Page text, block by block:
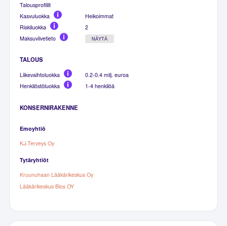
Talousprofiilit
Kasvuluokka
Heikoimmat
Riskiluokka
2
Maksuviivetieto
NÄYTÄ
TALOUS
Liikevaihtoluokka
0.2-0.4 milj. euroa
Henkilöstöluokka
1-4 henkilöä
KONSERNIRAKENNE
Emoyhtiö
KJ-Terveys Oy
Tytäryhtiöt
Kruunuhaan Lääkärikeskus Oy
Lääkärikeskus Bios OY